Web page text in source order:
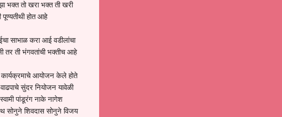
भक्त तो खरा भक्त ती खरी
पूण्यतीथी होत आहे
साभाळ करा आई वडीलांचा
तर ती भंगवतांची भक्तीच आहे
कार्यक्रमाचे आयोजन केले होते
सुंदर नियोजन यावेळी
पांडूरंग नाके नागेश
सोनुने शिवदास सोनुने विजय